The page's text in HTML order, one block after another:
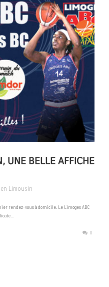
UNE BELLE AFFICHE
Limousin
rendez-vous à domicile. Le Limoges ABC
0